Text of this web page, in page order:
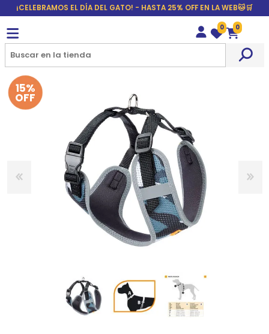
¡CELEBRAMOS EL DÍA DEL GATO! - HASTA 25% OFF EN LA WEB🐱🛒
Wishlist
0
Carrito
0
15%
OFF